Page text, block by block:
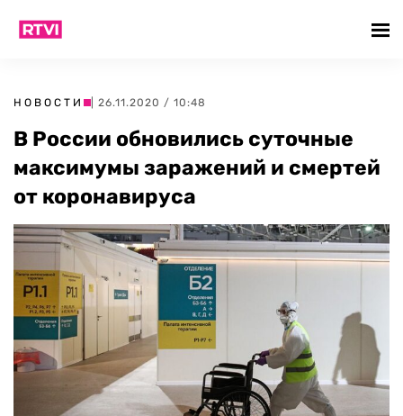
НОВОСТИ | 26.11.2020 / 10:48
В России обновились суточные
максимумы заражений и смертей
от коронавируса